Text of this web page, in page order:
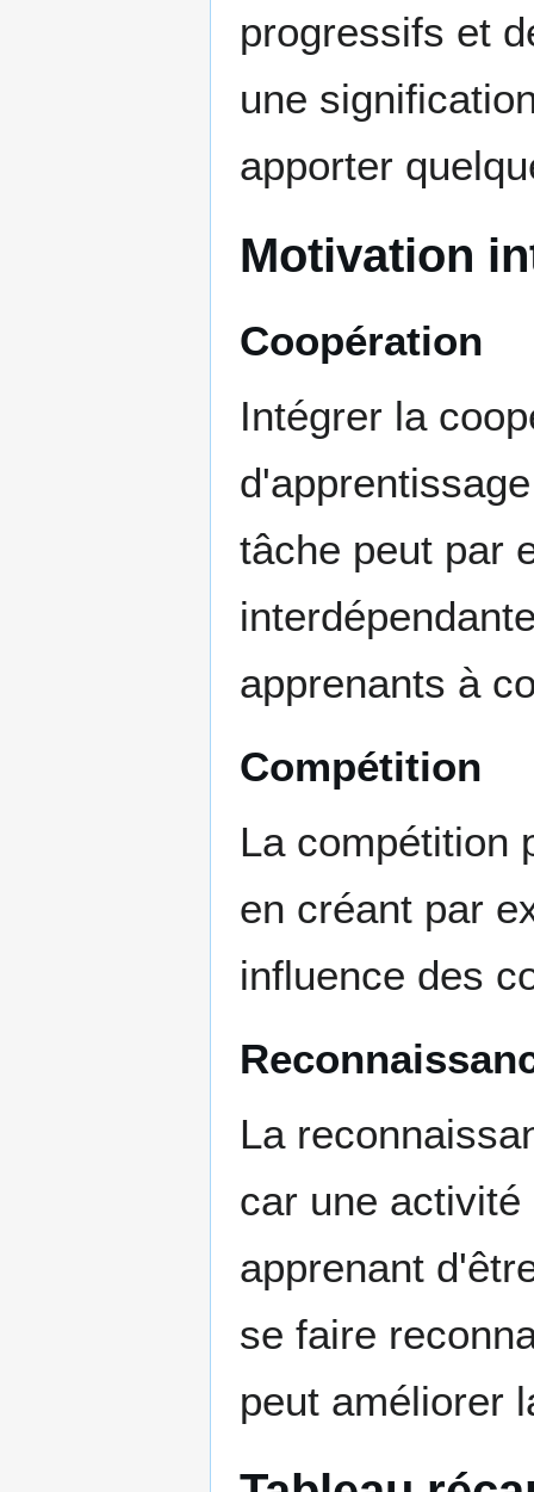
progressifs et
une
apporter
Motivation
Coopération
Intégrer la
tâche peut par
apprenants à
Compétition
La compétition
en créant par
influence des
La
car une
apprenant
se faire
peut améliorer